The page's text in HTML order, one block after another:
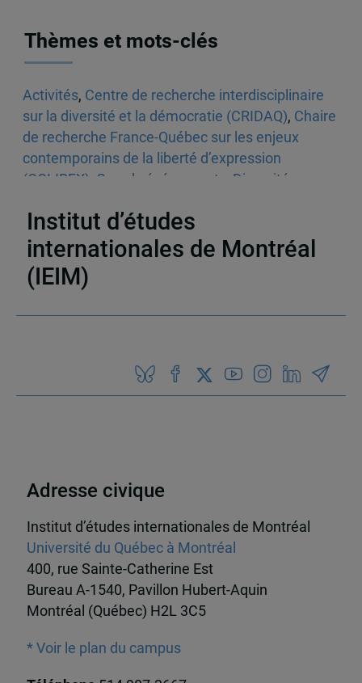
Thèmes et mots-clés
Activités, Centre de recherche interdisciplinaire
sur la diversité et la démocratie (CRIDAQ), Chaire
de recherche France-Québec sur les enjeux
contemporains de la liberté d’expression
(COLIBEX) Grands événements Diversité
Institut d’études
internationales de Montréal
(IEIM)
Adresse civique
Institut d’études internationales de Montréal
Université du Québec à Montréal
400, rue Sainte-Catherine Est
Bureau A-1540, Pavillon Hubert-Aquin
Montréal (Québec) H2L 3C5
* Voir le plan du campus